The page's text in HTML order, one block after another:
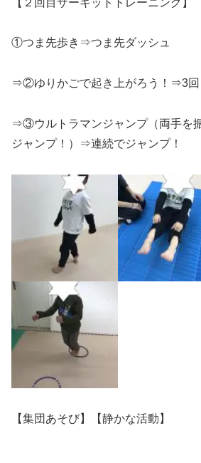
①つま先歩き⇒つま先ダッシュ
⇒②ゆりかごで起き上がろう！⇒3回
⇒③ウルトラマンジャンプ（両手を
ジャンプ！）⇒連続でジャンプ！
【集団あそび】【静かな活動】